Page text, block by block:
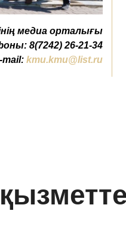
медиа орталығы
8(7242) 26-21-34
mail: kmu.kmu@list.ru